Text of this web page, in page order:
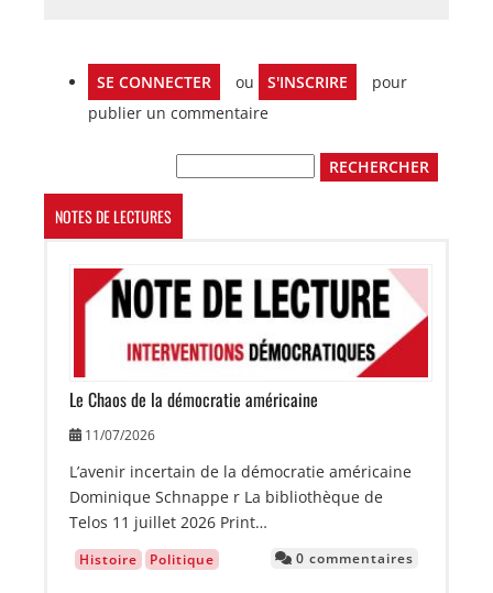
SE CONNECTER ou S'INSCRIRE
pour
publier un commentaire
NOTES DE LECTURES
Image
Le Chaos de la démocratie américaine
11/07/2026
L’avenir incertain de la démocratie américaine
Dominique Schnappe r La bibliothèque de
Telos 11 juillet 2026 Print…
Histoire Politique 0 commentaires